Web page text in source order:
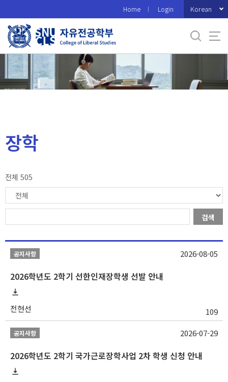
로
메
Home Login Korean
장학
전체 505
검색
공지사항
2026학년도 2학기 선한인재장학생 선발 안내
전현선 109
2026-08-05
공지사항
2026학년도 2학기 국가근로장학사업 2차 학생 신청 안내
2026-07-29